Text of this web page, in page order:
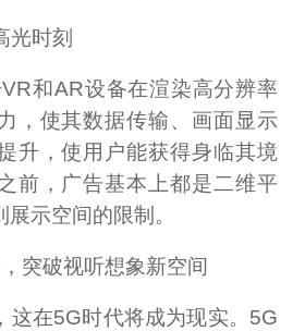
光时刻
和AR设备在渲染高分辨率
，使其数据传输、画面显示
升，使用户能获得身临其境
前，广告基本上都是二维平
示空间的限制。
突破视听想象新空间
这在5G时代将成为现实。5G